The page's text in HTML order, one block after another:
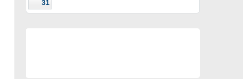
31